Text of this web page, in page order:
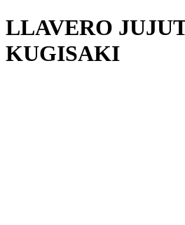
LLAVERO
KUGISAKI